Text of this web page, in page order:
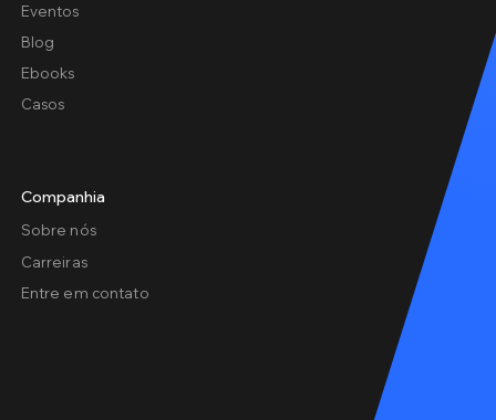
Eventos
Blog
Ebooks
Casos
Companhia
Sobre nós
Carreiras
Entre em contato